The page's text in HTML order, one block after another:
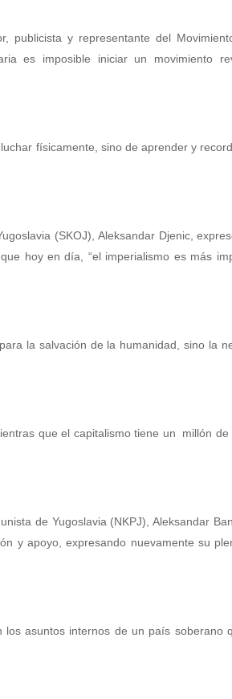
publicista y representante del
es imposible iniciar un movimiento
físicamente, sino de aprender y
(SKOJ), Aleksandar Djenic,
hoy en día, “el imperialismo es más
la salvación de la humanidad, sino la
que el capitalismo tiene un millón
de Yugoslavia (NKPJ), Aleksandar
y apoyo, expresando nuevamente su
asuntos internos de un país soberano